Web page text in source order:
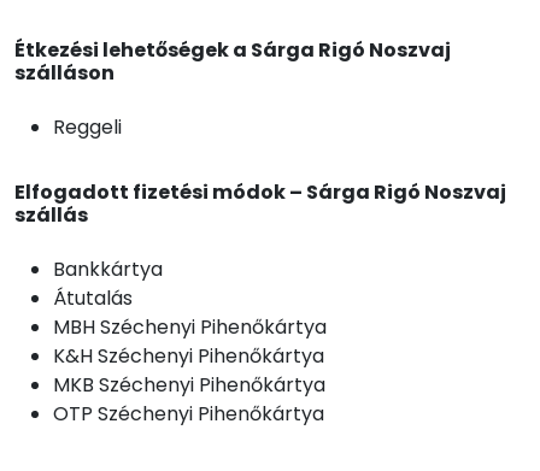
Étkezési lehetőségek a Sárga Rigó Noszvaj
szálláson
Reggeli
Elfogadott fizetési módok – Sárga Rigó Noszvaj
szállás
Bankkártya
Átutalás
MBH Széchenyi Pihenőkártya
K&H Széchenyi Pihenőkártya
MKB Széchenyi Pihenőkártya
OTP Széchenyi Pihenőkártya